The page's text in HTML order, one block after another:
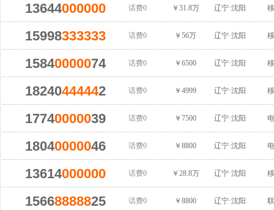
13644000000 话费0 ￥31.8万 辽宁·沈阳
15998333333 话费0 ￥56万 辽宁·沈阳
15840000074 话费0 ￥6500 辽宁·沈阳
18240444442 话费0 ￥4999 辽宁·沈阳
17740000039 话费0 ￥7500 辽宁·沈阳
18040000046 话费0 ￥8800 辽宁·沈阳
13614000000 话费0 ￥28.8万 辽宁·沈阳
15668888825 话费0 ￥8800 辽宁·沈阳